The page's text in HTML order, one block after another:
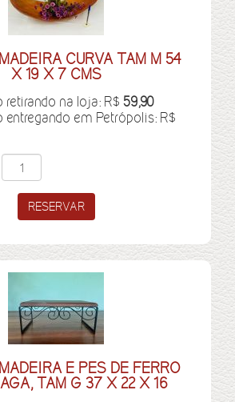
CURVA TAM M 54
X 19 X 7 CMS
retirando na loja: R$ 59,90
entregando em Petrópolis: R$
E PES DE FERRO
TAM G 37 X 22 X 16